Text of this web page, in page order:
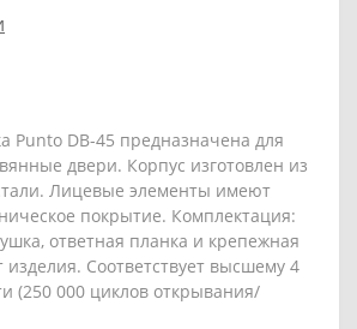
Punto DB-45 предназначена для
двери. Корпус изготовлен из
Лицевые элементы имеют
покрытие. Комплектация:
ответная планка и крепежная
изделия. Соответствует высшему 4
(250 000 циклов открывания/